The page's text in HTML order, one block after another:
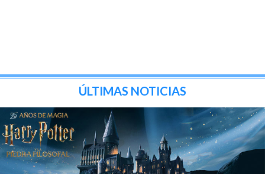
ÚLTIMAS NOTICIAS